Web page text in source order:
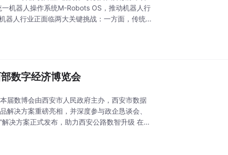
机器人操作系统M-Robots OS，推动机器人行
数字经济博览会
届数博会由西安市人民政府主办，西安市数据
解决方案重磅亮相，并深度参与政企恳谈会、